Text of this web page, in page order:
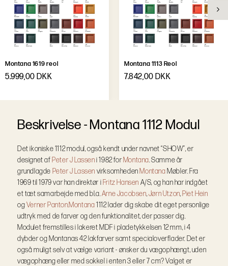
Montana 1619 reol
5.999,00 DKK
Montana 1113 Reol
7.842,00 DKK
Beskrivelse-Montana 1112 Modul
Det ikoniske 1112 modul, også kendt under navnet “SHOW”, er
designet af Peter J Lasseni 1982 for Montana. Samme år
grundlagde Peter J Lassen virksomheden Montana Møbler. Fra
1969 til 1979 var han direktør i Fritz Hansen A/S, og han har indgået
et tæt samarbejde med bl.a.Arne Jacobsen,Jørn Utzon,Piet Hein
ogVerner Panton.Montana1112 lader dig skabe dit eget personlige
udtryk med de farver og den funktionalitet, der passer dig.
Modulet fremstilles i lakeret MDF i pladetykkelsen 12 mm, i 4
dybder og Montanas 42 lakfarver samt specialoverflader. Det er
også muligt selv at vælge variant - ønsker du vægophængt, uden
vægophæng eller med sokkel i enten 3 eller 7 cm? Valget er